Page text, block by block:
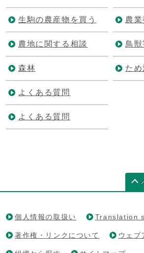
生駒の農産物を買う 農業
農地に関する相談 鳥
森林 ため
よくある質問
よくある質問
個人情報の取扱い Translation
著作権・リンクについて ウェブ